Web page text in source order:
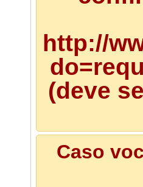
http://
(deve
Caso